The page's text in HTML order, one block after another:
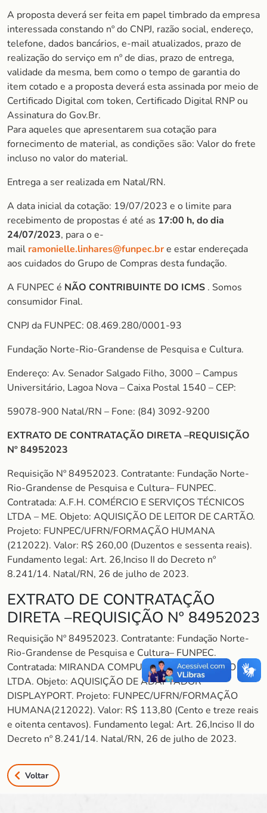
A proposta deverá ser feita em papel timbrado da empresa
interessada constando nº do CNPJ, razão social, endereço,
telefone, dados bancários, e-mail atualizados, prazo de
realização do serviço em nº de dias, prazo de entrega,
validade da mesma, bem como o tempo de garantia do
item cotado e a proposta deverá esta assinada por meio de
Certificado Digital com token, Certificado Digital RNP ou
Assinatura do Gov.Br.
Para aqueles que apresentarem sua cotação para
fornecimento de material, as condições são: Valor do frete
incluso no valor do material.
Entrega a ser realizada em Natal/RN.
A data inicial da cotação: 19/07/2023 e o limite para
recebimento de propostas é até as 17:00 h, do dia
24/07/2023, para o e-
mail ramonielle.linhares@funpec.bre estar endereçada
aos cuidados do Grupo de Compras desta fundação.
A FUNPEC é NÃO CONTRIBUINTE DO ICMS . Somos
consumidor Final.
CNPJ da FUNPEC: 08.469.280/0001-93
Fundação Norte-Rio-Grandense de Pesquisa e Cultura.
Endereço: Av. Senador Salgado Filho, 3000 – Campus
Universitário, Lagoa Nova – Caixa Postal 1540 – CEP:
59078-900 Natal/RN – Fone: (84) 3092-9200
EXTRATO DE CONTRATAÇÃO DIRETA –REQUISIÇÃO
Nº 84952023
Requisição Nº 84952023. Contratante: Fundação Norte-
Rio-Grandense de Pesquisa e Cultura– FUNPEC.
Contratada: A.F.H. COMÉRCIO E SERVIÇOS TÉCNICOS
LTDA – ME. Objeto: AQUISIÇÃO DE LEITOR DE CARTÃO.
Projeto: FUNPEC/UFRN/FORMAÇÃO HUMANA
(212022). Valor: R$ 260,00 (Duzentos e sessenta reais).
Fundamento legal: Art. 26,Inciso II do Decreto nº
8.241/14. Natal/RN, 26 de julho de 2023.
EXTRATO DE CONTRATAÇÃO
DIRETA –REQUISIÇÃO Nº 84952023
Requisição Nº 84952023. Contratante: Fundação Norte-
Rio-Grandense de Pesquisa e Cultura– FUNPEC.
Contratada: MIRANDA COMPUTAÇÃO E COMÉRCIO
LTDA. Objeto: AQUISIÇÃO DE ADAPTADOR
DISPLAYPORT. Projeto: FUNPEC/UFRN/FORMAÇÃO
HUMANA(212022). Valor: R$ 113,80 (Cento e treze reais
e oitenta centavos). Fundamento legal: Art. 26,Inciso II do
Decreto nº 8.241/14. Natal/RN, 26 de julho de 2023.
Voltar